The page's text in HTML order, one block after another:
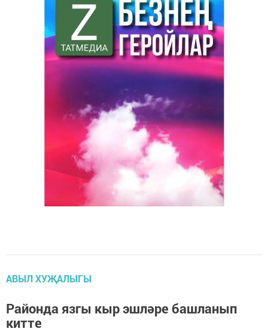
АВЫЛ ХУҖАЛЫГЫ
Районда язгы кыр эшләре башланып
китте